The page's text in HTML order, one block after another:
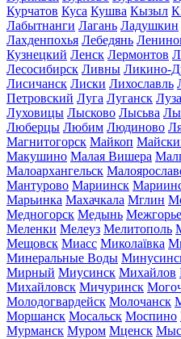
Курчатов Куса Кушва Кызыл
Лабытнанги Лагань Ладушкин
Лахденпохья Лебедянь
Кузнецкий Ленск Лермонтов
Лесосибирск Ливны Ликино-
Лисичанск Лиски Лихославль
Петровский Луга Луганск Луза
Луховицы Лысково Лысьва
Люберцы Любим Людиново
Магнитогорск Майкоп
Макушино Малая Вишера
Малоархангельск
Мантурово Мариинск
Марьинка Махачкала Мглин
Медногорск Медынь Межгорье
Меленки Мелеуз Мелитополь
Мещовск Миасс Миколаївка
Минеральные Воды
Мирный Миусинск Михайлов
Михайловск Мичуринск
Молодогвардейск Молочанск
Моршанск Мосальск Моспино
Мурманск Муром Мценск